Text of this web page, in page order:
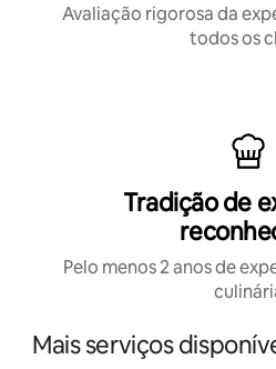
Avaliação rigorosa da
todos os
Tradição de
Pelo menos 2 anos de
Mais serviços